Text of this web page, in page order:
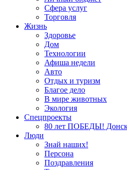
Сфера услуг
Торговля
Жизнь
Здоровье
Дом
Технологии
Афиша недели
Авто
Отдых и туризм
Благое дело
В мире животных
Экология
Спецпроекты
80 лет ПОБЕДЫ!
Люди
Знай наших!
Персона
Поздравления